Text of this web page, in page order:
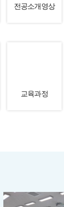
전공소개영상
교육과정